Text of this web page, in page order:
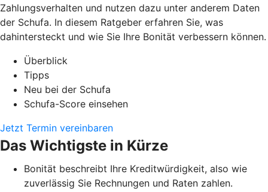
Zahlungsverhalten und nutzen dazu unter anderem Daten
der Schufa. In diesem Ratgeber erfahren Sie, was
dahintersteckt und wie Sie Ihre Bonität verbessern können.
Überblick
Tipps
Neu bei der Schufa
Schufa-Score einsehen
Jetzt Termin vereinbaren
Das Wichtigste in Kürze
Bonität beschreibt Ihre Kreditwürdigkeit, also wie
zuverlässig Sie Rechnungen und Raten zahlen.